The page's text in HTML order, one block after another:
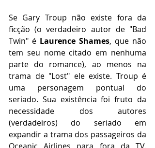
Se Gary Troup não existe fora da
ficção (o verdadeiro autor de "Bad
Twin" é Laurence Shames, que não
tem seu nome citado em nenhuma
parte do romance), ao menos na
trama de "Lost" ele existe. Troup é
uma personagem pontual do
seriado. Sua existência foi fruto da
necessidade dos autores
(verdadeiros) do seriado em
expandir a trama dos passageiros da